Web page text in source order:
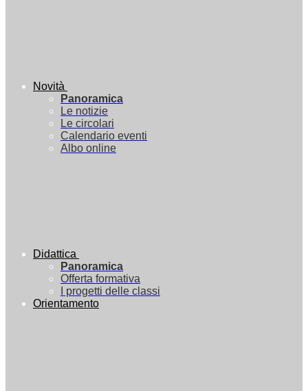
Novità
Panoramica
Le notizie
Le circolari
Calendario eventi
Albo online
Didattica
Panoramica
Offerta formativa
I progetti delle classi
Orientamento